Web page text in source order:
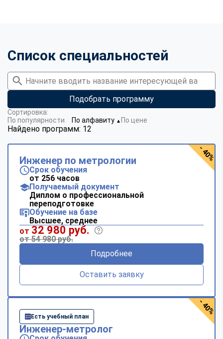
Список специальностей
Подобрать программу
Найдено программ: 12
Сортировка:
По популярности
По алфавиту ▼ По цене
Инженер по метрологии
Срок обучения
от 256 часов
Получаемый документ
Диплом о профессиональной
переподготовке
Обучение на базе
Высшее, среднее
от 32 980 руб.
от 54 980 руб.
Подробнее
Оставить заявку
- 40%
Есть учебный план
Инженер-метролог
- 40%